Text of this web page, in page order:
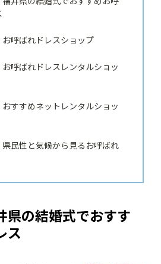
お呼ばれドレスショップ
お呼ばれドレスレンタルショッ
おすすめネットレンタルショッ
県民性と気候から見るお呼ばれ
県の結婚式でおすす
ス